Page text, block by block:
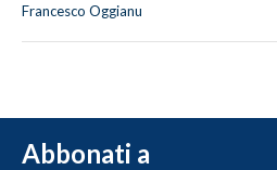
Francesco Oggianu
Abbonati a